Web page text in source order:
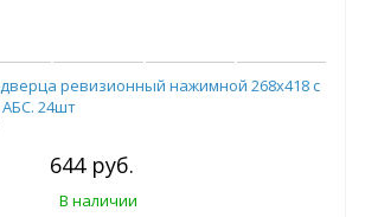
ревизионный нажимной 268х418 с
24шт
644 руб.
В наличии